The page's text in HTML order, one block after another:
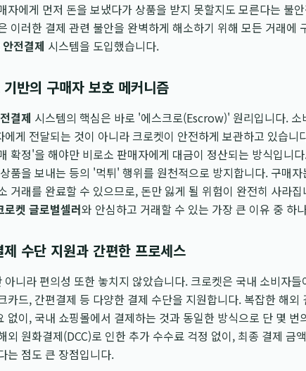
자에게 먼저 돈을 보냈다가 상품을 받지 못할지도 모른다는 불
이러한 결제 관련 불안을 완벽하게 해소하기 위해 모든 거래에
전결제 시스템을 도입했습니다.
기반의 구매자 보호 메커니즘
결제 시스템의 핵심은 바로 '에스크로(Escrow)' 원리입니다.
에게 전달되는 것이 아니라 크로켓이 안전하게 보관하고 있습니
확정'을 해야만 비로소 판매자에게 대금이 정산되는 방식입니
품을 보내는 등의 '먹튀' 행위를 원천적으로 방지합니다. 구매
거래를 완료할 수 있으므로, 돈만 잃게 될 위험이 완전히 사라
로켓 글로벌셀러와 안심하고 거래할 수 있는 가장 큰 이유 중 하
제 수단 지원과 간편한 프로세스
아니라 편의성 또한 놓치지 않았습니다. 크로켓은 국내 소비자
카드, 간편결제 등 다양한 결제 수단을 지원합니다. 복잡한 해
없이, 국내 쇼핑몰에서 결제하는 것과 동일한 방식으로 단 몇
외 원화결제(DCC)로 인한 추가 수수료 걱정 없이, 최종 결제 금
는 점도 큰 장점입니다.